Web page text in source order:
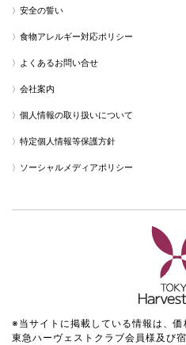
安全の誓い
食物アレルギー対応ポリシー
よくあるお問い合せ
会社案内
個人情報の取り扱いについて
特定個人情報等保護方針
ソーシャルメディアポリシー
※当サイトに掲載している情報は、
東急ハーヴェストクラブ会員様及び